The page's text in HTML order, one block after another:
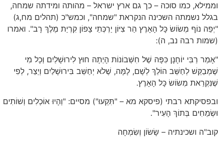
וממילא, כמו סוכה – כך גם ארץ ישראל – מהותה ומידתה שמחה,
בגלל נשמתה השכינה הנקראת "שמחה", וכמש"כ (תהלים מח,ג)
"יְפֵה נוֹף מְשׂוֹשׂ כָּל הָאָרֶץ הַר צִיּוֹן יַרְכְּתֵי צָפוֹן קִרְיַת מֶלֶךְ רָב". ואמרו
(שמות רבה נב, ה):
"אָמַר רַבִּי יוֹחָנָן כִּפָּה שֶׁל חִשְּׁבוֹנוֹת הָיְתָה חוּץ לִירוּשָׁלַיִם וְכָל מִי
שֶׁמְבַקֵּשׁ לְחַשֵּׁב הוֹלֵךְ לְשָׁם, לָמָּה, שֶׁלֹא יְחַשֵּׁב בִּירוּשָׁלַיִם וְיֵצַר, לְפִי
שֶׁנִּקְרֵאת מְשׂוֹשׂ כָּל הָאָרֶץ.
ובפסיקתא רבתי (פיסקא מא – "תִּקְעוּ") מסיים: "וְהָיוּ אוֹכְלִים וְשׁוֹתִים
וּשְׂמֵחִים בְּתוֹךְ הָעִיר".
קוב"ה ושכינתיה – שָׂשׂוֹן וְשִׂמְחָה